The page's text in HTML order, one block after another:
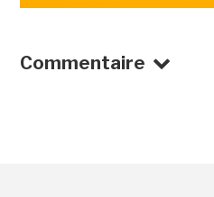
Commentaire